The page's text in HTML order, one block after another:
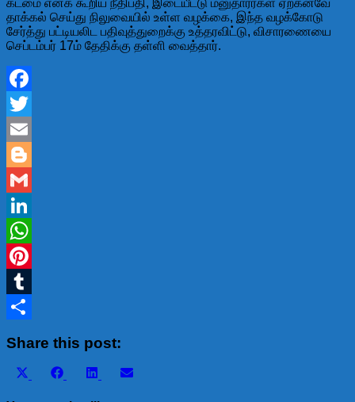
தாக்கல் செய்து நிலுவையில் உள்ள வழக்கை, இந்த வழக்கோடு
சேர்த்து பட்டியலிட பதிவுத்துறைக்கு உத்தரவிட்டு, விசாரணையை
செப்டம்பர் 17ம் தேதிக்கு தள்ளி வைத்தார்.
Facebook
Twitter
Email
Blogger
Gmail
LinkedIn
WhatsApp
Pinterest
Tumblr
Share this post:
Share
Share
Facebook
Share
LinkedInShare